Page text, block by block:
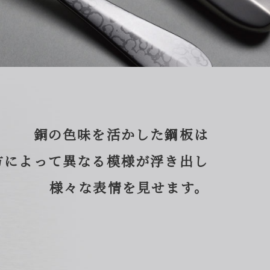
銅の色味を活かした鋼板は
よって異なる模様が浮き出し
様々な表情を見せます。